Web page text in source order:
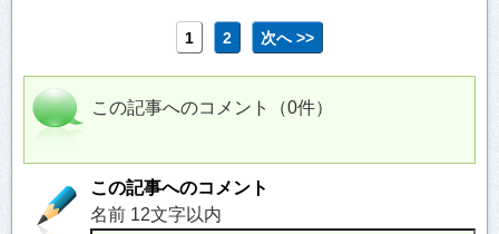
1 2 次へ >>
この記事へのコメント（0件）
この記事へのコメント
名前 12文字以内